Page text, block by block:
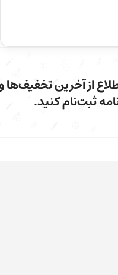
از آخرین تخفیف‌ها
ثبت‌نام کنید.